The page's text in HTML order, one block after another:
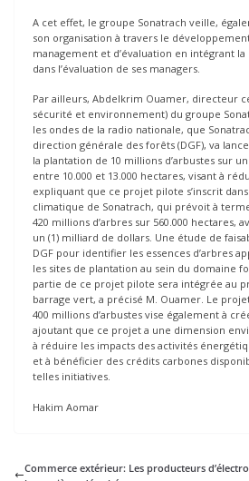
A cet effet, le groupe Sonatrach veille,
son organisation à travers le
management et d’évaluation en intégrant
dans l’évaluation de ses managers.
Par ailleurs, Abdelkrim Ouamer, directeur
sécurité et environnement) du groupe
les ondes de la radio nationale, que
direction générale des forêts (DGF), va
la plantation de 10 millions d’arbustes sur
entre 10.000 et 13.000 hectares, visant à
expliquant que ce projet pilote s’inscrit
climatique de Sonatrach, qui prévoit à
420 millions d’arbres sur 560.000 hectares,
un (1) milliard de dollars. Une étude de
DGF pour identifier les essences d’arbres
les sites de plantation au sein du domaine
partie de ce projet pilote sera intégrée au
barrage vert, a précisé M. Ouamer. Le
400 millions d’arbustes vise également à
ajoutant que ce projet a une dimension
à réduire les impacts des activités
et à bénéficier des crédits carbones
telles initiatives.
Hakim Aomar
Commerce extérieur: Les producteurs